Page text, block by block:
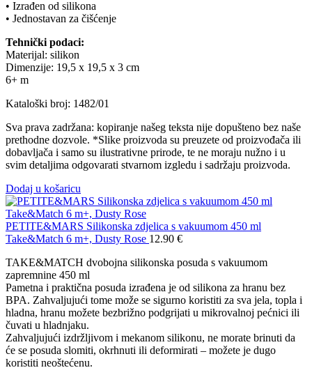
• Izrađen od silikona
• Jednostavan za čišćenje
Tehnički podaci:
Materijal: silikon
Dimenzije: 19,5 x 19,5 x 3 cm
6+ m
Kataloški broj: 1482/01
Sva prava zadržana: kopiranje našeg teksta nije dopušteno bez naše
prethodne dozvole. *Slike proizvoda su preuzete od proizvođača ili
dobavljača i samo su ilustrativne prirode, te ne moraju nužno i u
svim detaljima odgovarati stvarnom izgledu i sadržaju proizvoda.
Dodaj u košaricu
PETITE&MARS Silikonska zdjelica s vakuumom 450 ml
Take&Match 6 m+, Dusty Rose 12.90 €
TAKE&MATCH dvobojna silikonska posuda s vakuumom
zapremnine 450 ml
Pametna i praktična posuda izrađena je od silikona za hranu bez
BPA. Zahvaljujući tome može se sigurno koristiti za sva jela, topla i
hladna, hranu možete bezbrižno podgrijati u mikrovalnoj pećnici ili
čuvati u hladnjaku.
Zahvaljujući izdržljivom i mekanom silikonu, ne morate brinuti da
će se posuda slomiti, okrhnuti ili deformirati – možete je dugo
koristiti neoštećenu.